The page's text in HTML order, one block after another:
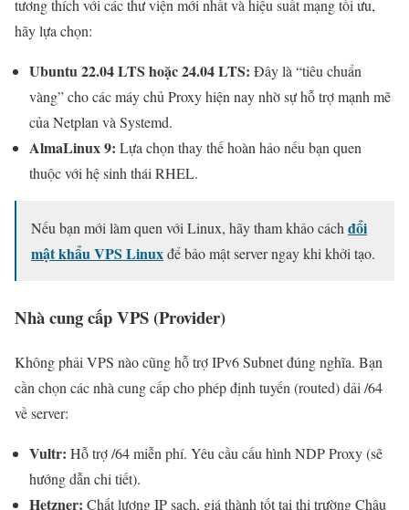
tương thích với các thư viện mới nhất và hiệu suất mạng tối ưu,
hãy lựa chọn:
Ubuntu 22.04 LTS hoặc 24.04 LTS: Đây là “tiêu chuẩn
vàng” cho các máy chủ Proxy hiện nay nhờ sự hỗ trợ mạnh mẽ
của Netplan và Systemd.
AlmaLinux 9: Lựa chọn thay thế hoàn hảo nếu bạn quen
thuộc với hệ sinh thái RHEL.
Nếu bạn mới làm quen với Linux, hãy tham khảo cách đổi
mật khẩu VPS Linuxđể bảo mật server ngay khi khởi tạo.
Nhà cung cấp VPS (Provider)
Không phải VPS nào cũng hỗ trợ IPv6 Subnet đúng nghĩa. Bạn
cần chọn các nhà cung cấp cho phép định tuyến (routed) dải /64
về server:
Vultr: Hỗ trợ /64 miễn phí. Yêu cầu cấu hình NDP Proxy (sẽ
hướng dẫn chi tiết).
Hetzner: Chất lượng IP sạch, giá thành tốt tại thị trường Châu